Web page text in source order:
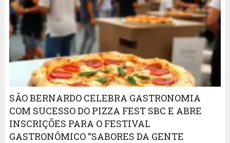
SÃO BERNARDO CELEBRA GASTRONOMIA
COM SUCESSO DO PIZZA FEST SBC E ABRE
INSCRIÇÕES PARA O FESTIVAL
GASTRONÔMICO “SABORES DA GENTE